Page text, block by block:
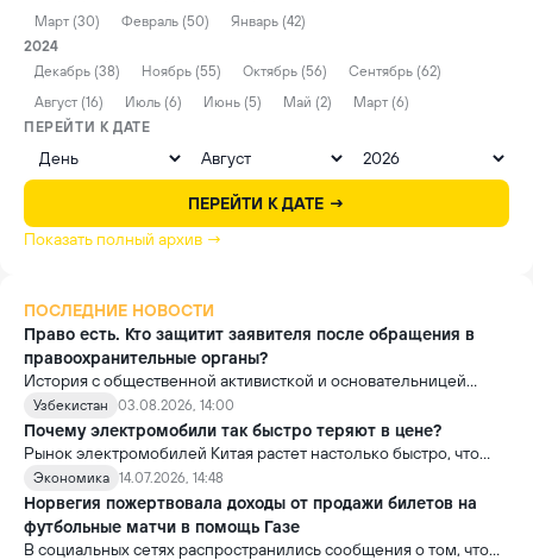
Март (30)
Февраль (50)
Январь (42)
2024
Декабрь (38)
Ноябрь (55) Октябрь (56)
Сентябрь (62)
Август (16)
Июль (6) Июнь (5) Май (2)
Март (6)
ПЕРЕЙТИ К ДАТЕ
ПЕРЕЙТИ К ДАТЕ →
Показать полный архив →
ПОСЛЕДНИЕ НОВОСТИ
Право есть. Кто защитит заявителя после обращения в
правоохранительные органы?
История с общественной активисткой и основательницей
проекта «Немолчи.uz» Ириной Матвиенко поднимает вопрос,
который выходит далеко за рамки одного судебного дела.
Узбекистан 03.08.2026, 14:00
Почему электромобили так быстро теряют в цене?
Рынок электромобилей Китая растет настолько быстро, что
новые модели выходят почти ежемесячно. В результате
стоимость более ранних моделей заметно снижается.
Экономика 14.07.2026, 14:48
Норвегия пожертвовала доходы от продажи билетов на
футбольные матчи в помощь Газе
В социальных сетях распространились сообщения о том, что